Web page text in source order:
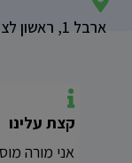
ארבל 1, ראשון לציון
קצת עלינו
אני מורה